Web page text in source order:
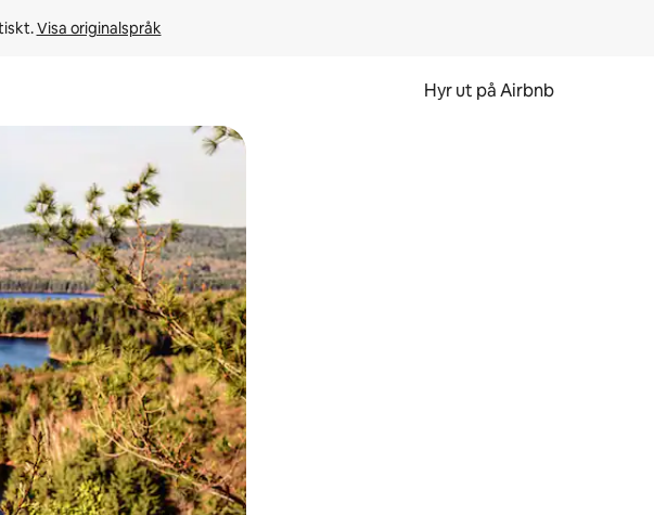
Visa originalspråk
Hyr ut på Airbnb
trycka eller svepa.